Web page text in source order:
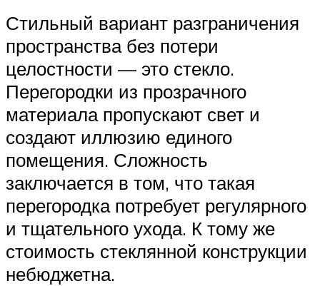
Стильный вариант разграничения
пространства без потери
целостности — это стекло.
Перегородки из прозрачного
материала пропускают свет и
создают иллюзию единого
помещения. Сложность
заключается в том, что такая
перегородка потребует регулярного
и тщательного ухода. К тому же
стоимость стеклянной конструкции
небюджетна.